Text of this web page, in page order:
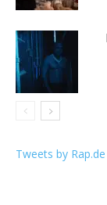
Tweets by Rap.de